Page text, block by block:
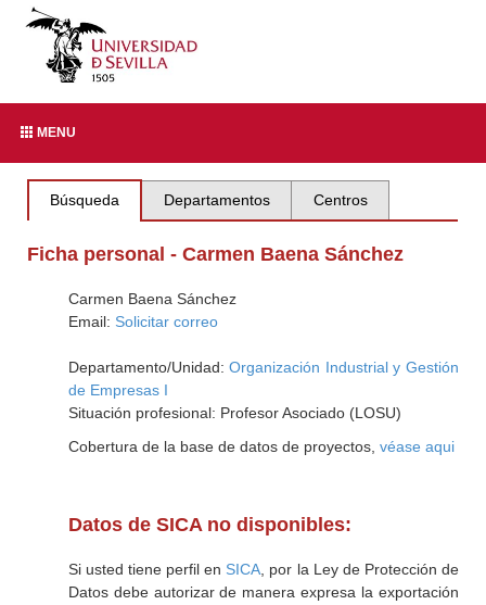
MENU
Búsqueda Departamentos Centros
Ficha personal - Carmen Baena Sánchez
Carmen Baena Sánchez
Email: Solicitar correo
Departamento/Unidad:Organización Industrial y Gestión
de Empresas I
Situación profesional: Profesor Asociado (LOSU)
Cobertura de la base de datos de proyectos, véase aqui
Datos de SICA no disponibles:
Si usted tiene perfil en SICA , por la Ley de Protección de
Datos debe autorizar de manera expresa la exportación